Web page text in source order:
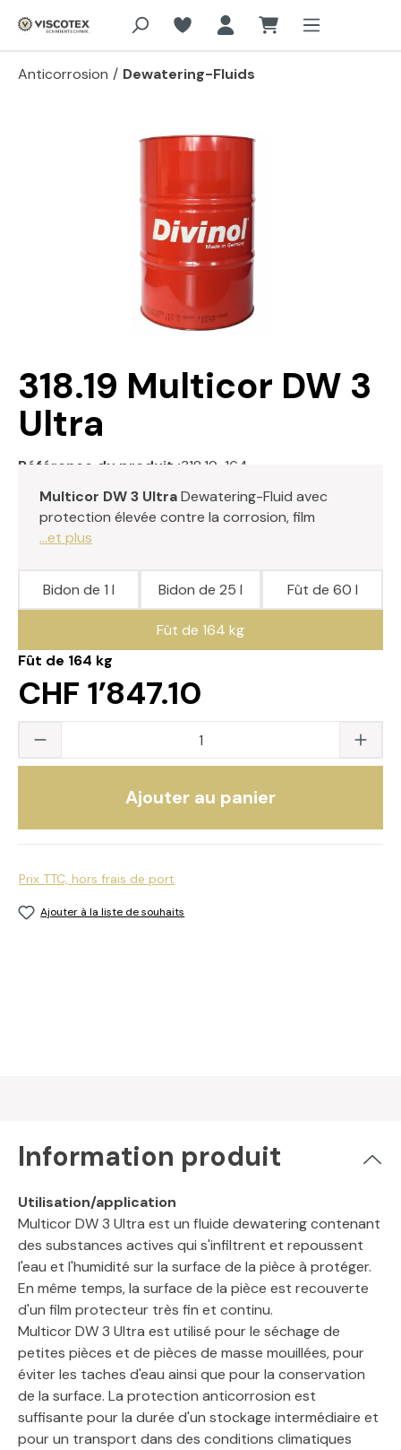
Aller au contenu principal
Anticorrosion / Dewatering-Fluids
Passer la galerie d'images
318.19 Multicor DW 3
Ultra
Référence du produit :318.19-164
Multicor DW 3 UltraDewatering-Fluid avec
protection élevée contre la corrosion, film
...et plus
Fût de 164 kg
CHF 1’847.10
Bidon de 1 l Bidon de 25 l Fût de 60 l
Fût de 164 kg
Quantité du produit : saisissez la valeur
Ajouter au panier
Prix TTC, hors frais de port
Ajouter à la liste de souhaits
Information produit
Utilisation/application
Multicor DW 3 Ultra est un fluide dewatering contenant
des substances actives qui s'infiltrent et repoussent
l'eau et l'humidité sur la surface de la pièce à protéger.
En même temps, la surface de la pièce est recouverte
d'un film protecteur très fin et continu.
Multicor DW 3 Ultra est utilisé pour le séchage de
petites pièces et de pièces de masse mouillées, pour
éviter les taches d'eau ainsi que pour la conservation
de la surface. La protection anticorrosion est
suffisante pour la durée d'un stockage intermédiaire et
pour un transport dans des conditions climatiques